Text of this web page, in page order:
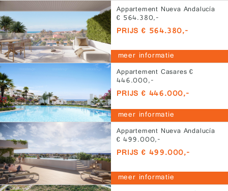
Appartement Nueva Andalucía
€ 564.380,-
PRIJS € 564.380,-
meer informatie
Appartement Casares €
446.000,-
PRIJS € 446.000,-
meer informatie
Appartement Nueva Andalucía
€ 499.000,-
PRIJS € 499.000,-
meer informatie